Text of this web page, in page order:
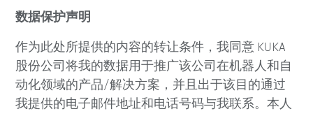
数据保护声明
作为此处所提供的内容的转让条件，我同意 KUKA
股份公司将我的数据用于推广该公司在机器人和自
动化领域的产品/解决方案，并且出于该目的通过
我提供的电子邮件地址和电话号码与我联系。本人